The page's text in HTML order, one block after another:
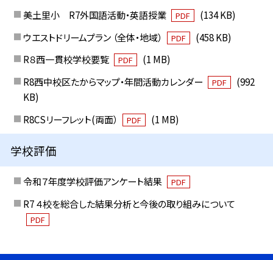
美土里小 R7外国語活動・英語授業
PDF
(134 KB)
ウエストドリームプラン （全体・地域）
PDF
(458 KB)
R８西一貫校学校要覧
PDF
(1 MB)
R8西中校区たからマップ・年間活動カレンダー
PDF
(992
KB)
R8CSリーフレット(両面）
PDF (1 MB)
学校評価
令和７年度学校評価アンケート結果 PDF
R7 ４校を総合した結果分析と今後の取り組みについて
PDF